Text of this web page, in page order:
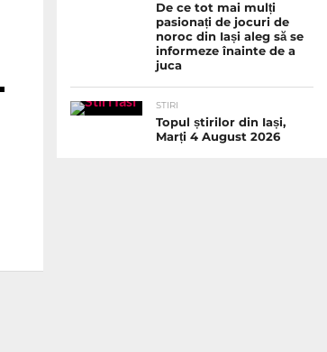
De ce tot mai mulți
pasionați de jocuri de
noroc din Iași aleg să se
informeze înainte de a
juca
STIRI
Topul știrilor din Iași,
Marți 4 August 2026